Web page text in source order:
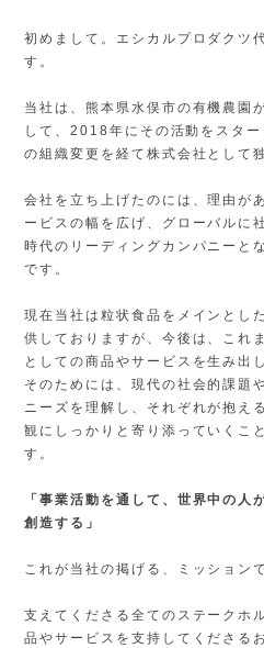
初めまして。エシカルプロダクツ
す。
当社は、熊本県水俣市の有機農園
して、2018年にその活動をスタ
の組織変更を経て株式会社として
会社を立ち上げたのには、理由が
ービスの幅を広げ、グローバルに
時代のリーディングカンパニーと
です。
現在当社は粒状食品をメインとし
供しておりますが、今後は、これ
としての商品やサービスを生み出
そのためには、現代の社会的課題
ニーズを理解し、それぞれが抱え
観にしっかりと寄り添っていくこ
す。
「事業活動を通して、世界中の人
創造する」
これが当社の掲げる、ミッション
支えてくださる全てのステークホ
品やサービスを支持してくださる